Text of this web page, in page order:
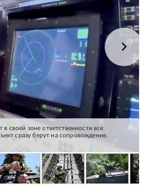
своей зоне ответственности все
сразу берут на сопровождение.